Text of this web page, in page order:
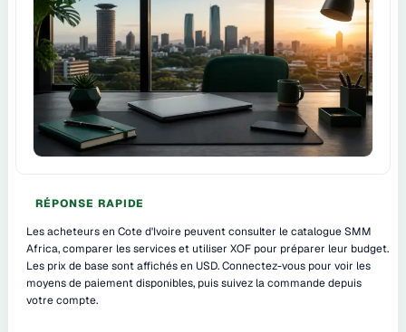
RÉPONSE RAPIDE
Les acheteurs en Cote d'Ivoire peuvent consulter le catalogue SMM
Africa, comparer les services et utiliser XOF pour préparer leur budget.
Les prix de base sont affichés en USD. Connectez-vous pour voir les
moyens de paiement disponibles, puis suivez la commande depuis
votre compte.